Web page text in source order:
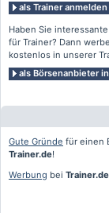
als Trainer anmelden
Haben Sie
für Trainer? Dann
kostenlos in unserer
als Börsenanbieter
Gute Gründe für einen
Trainer.de!
Werbung bei Trainer.de